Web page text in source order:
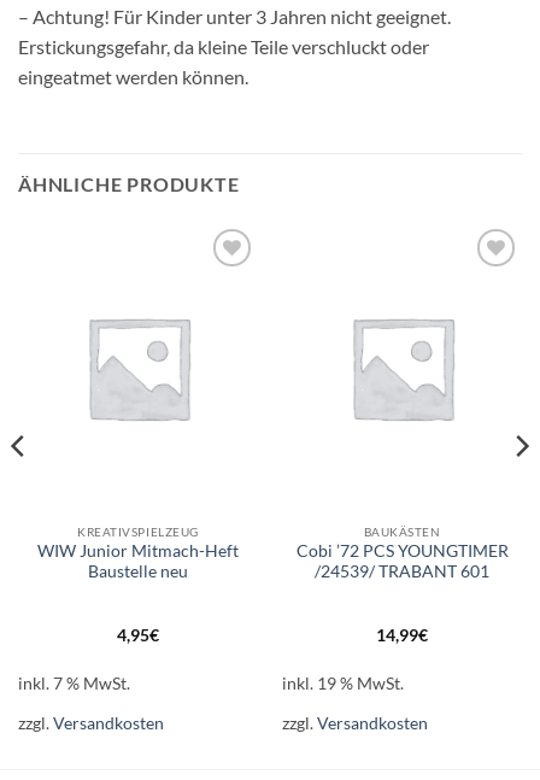
– Achtung! Für Kinder unter 3 Jahren nicht geeignet.
Erstickungsgefahr, da kleine Teile verschluckt oder
eingeatmet werden können.
ÄHNLICHE PRODUKTE
KREATIVSPIELZEUG
WIW Junior Mitmach-Heft
Baustelle neu
4,95€
inkl. 7 % MwSt.
zzgl.Versandkosten
BAUKÄSTEN
Cobi ’72 PCS YOUNGTIMER
/24539/ TRABANT 601
14,99€
inkl. 19 % MwSt.
zzgl.Versandkosten